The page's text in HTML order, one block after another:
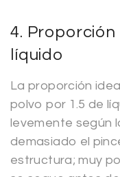
4.
líquido
La proporción
polvo por 1.5 de
levemente según
demasiado el
estructura; muy